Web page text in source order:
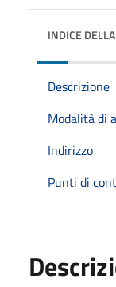
INDICE
Descrizione
Modalità di
Indirizzo
Punti di